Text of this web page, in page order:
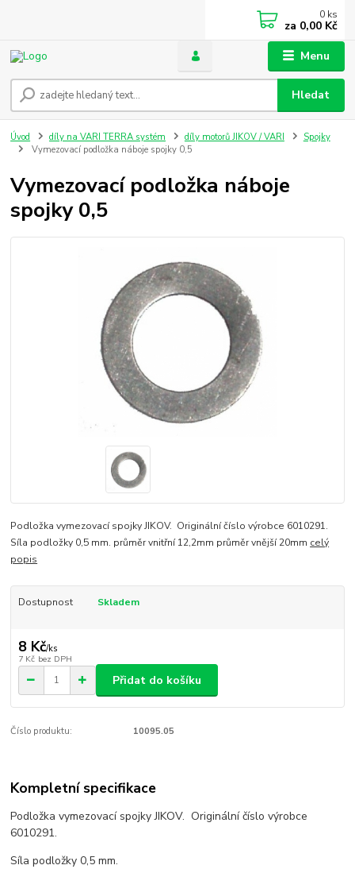
Menu
Hledat
0 ks
za 0,00 Kč
Úvod díly na VARI TERRA systém díly motorů JIKOV / VARI
Spojky
Vymezovací podložka náboje spojky 0,5
Vymezovací podložka náboje
spojky 0,5
Podložka vymezovací spojky JIKOV. Originální číslo výrobce 6010291.
Síla podložky 0,5 mm. průměr vnitřní 12,2mm průměr vnější 20mm celý
popis
Dostupnost Skladem
8 Kč/ks
7 Kč bez DPH
Přidat do košíku
Číslo produktu: 10095.05
Kompletní specifikace
Podložka vymezovací spojky JIKOV. Originální číslo výrobce
6010291.
Síla podložky 0,5 mm.